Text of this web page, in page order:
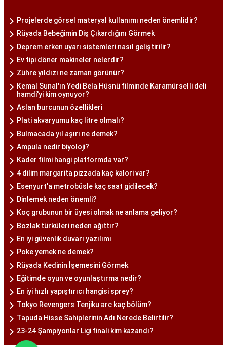
Projelerde görsel materyal kullanımı neden önemlidir?
Rüyada Bebeğimin Diş Çıkardığını Görmek
Deprem erken uyarı sistemleri nasıl geliştirilir?
Ev tipi döner makineler nelerdir?
Zühre yıldızı ne zaman görünür?
Kemal Sunal'ın Yedi Bela Hüsnü filminde Karamürselli deli
hamdi'yi kim oynuyor?
Aslan burcunun özellikleri
Plati akvaryumu kaç litre olmalı?
Bulmacada yıl aşırı ne demek?
Ampula nedir biyoloji?
Kader filmi hangi platformda var?
4 dilim margarita pizzada kaç kalori var?
Esenyurt'a metrobüsle kaç saat gidilecek?
Dinlemek neden önemli?
Koç grubunun bir üyesi olmak ne anlama geliyor?
Bozlak türküleri neden ağıttır?
En iyi güvenlik duvarı yazılımı
Poke yemek ne demek?
Rüyada Kedinin İşemesini Görmek
Eğitimde oyun ve oyunlaştırma nedir?
En iyi hızlı yapıştırıcı hangisi sprey?
Tokyo Revengers Tenjiku arc kaç bölüm?
Tapuda Hisse Sahiplerinin Adı Nerede Belirtilir?
23-24 Şampiyonlar Ligi finali kim kazandı?